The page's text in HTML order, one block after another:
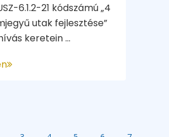
6.1.2-21 kódszámú „4
utak fejlesztése”
keretein ...